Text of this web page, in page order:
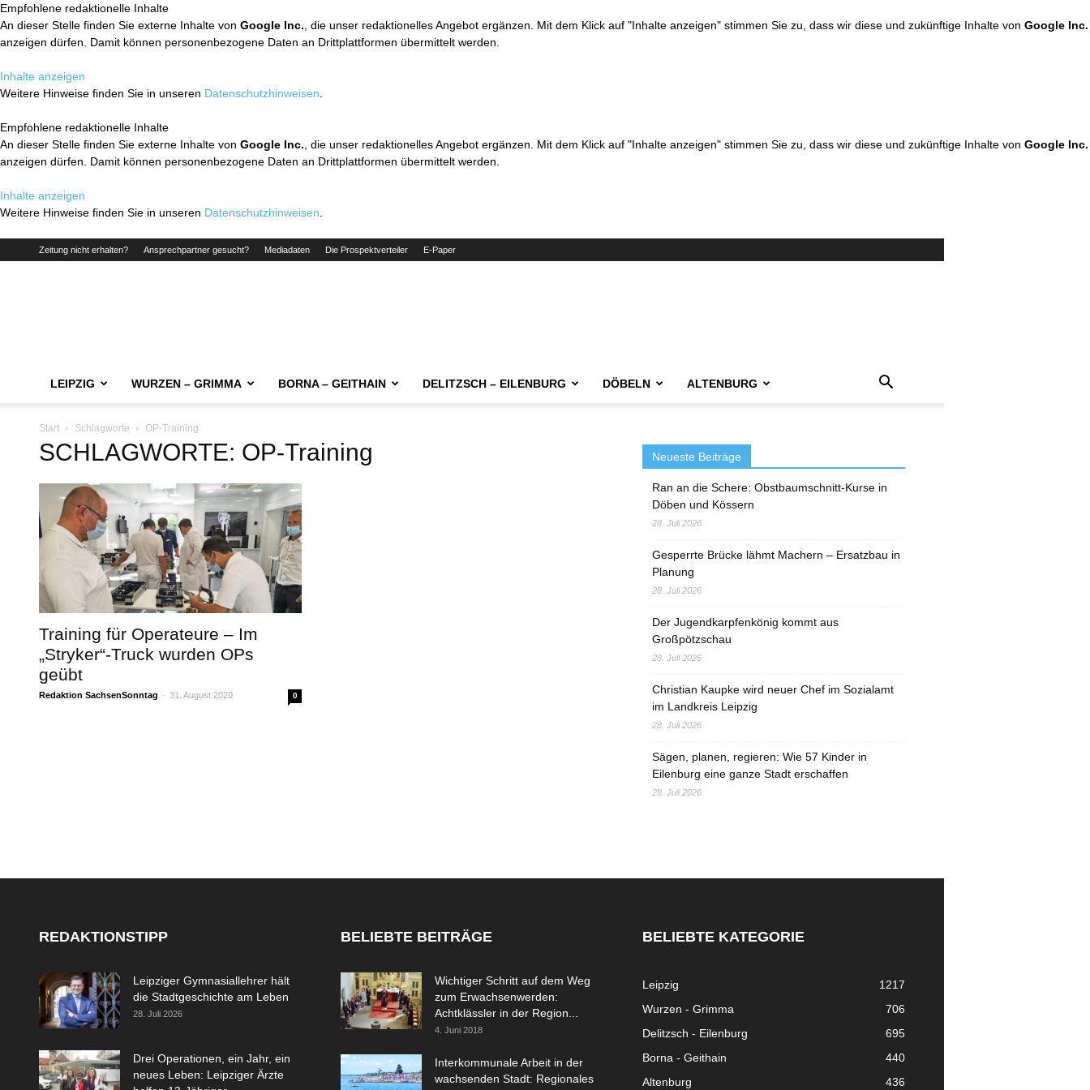
Empfohlene redaktionelle Inhalte
An dieser Stelle finden Sie externe Inhalte von Google Inc. , die unser redaktionelles Angebot ergänzen. Mit dem Klick auf "Inhalte anzeigen" stimmen Sie zu, dass wir diese und zukünftige Inhalte von Google Inc.
anzeigen dürfen. Damit können personenbezogene Daten an Drittplattformen übermittelt werden.
Inhalte anzeigen
Weitere Hinweise finden Sie in unseren Datenschutzhinweisen
Empfohlene redaktionelle Inhalte
An dieser Stelle finden Sie externe Inhalte von Google Inc. , die unser redaktionelles Angebot ergänzen. Mit dem Klick auf "Inhalte anzeigen" stimmen Sie zu, dass wir diese und zukünftige Inhalte von Google Inc.
anzeigen dürfen. Damit können personenbezogene Daten an Drittplattformen übermittelt werden.
Inhalte anzeigen
Weitere Hinweise finden Sie in unseren Datenschutzhinweisen
Zeitung nicht erhalten? Ansprechpartner gesucht? Mediadaten Die Prospektverteiler E-Paper
LEIPZIG WURZEN – GRIMMA BORNA – GEITHAIN DELITZSCH – EILENBURG DÖBELN ALTENBURG
Start Schlagworte OP-Training
SCHLAGWORTE: OP-Training
Training für Operateure – Im
„Stryker“-Truck wurden OPs
geübt
Redaktion SachsenSonntag - 31. August 2020 0
Neueste Beiträge
Ran an die Schere: Obstbaumschnitt-Kurse in
Döben und Kössern
28. Juli 2026
Gesperrte Brücke lähmt Machern – Ersatzbau in
Planung
28. Juli 2026
Der Jugendkarpfenkönig kommt aus
Großpötzschau
28. Juli 2026
Christian Kaupke wird neuer Chef im Sozialamt
im Landkreis Leipzig
28. Juli 2026
Sägen, planen, regieren: Wie 57 Kinder in
Eilenburg eine ganze Stadt erschaffen
28. Juli 2026
REDAKTIONSTIPP
Leipziger Gymnasiallehrer hält
die Stadtgeschichte am Leben
28. Juli 2026
Drei Operationen, ein Jahr, ein
neues Leben: Leipziger Ärzte
BELIEBTE BEITRÄGE
Wichtiger Schritt auf dem Weg
zum Erwachsenwerden:
Achtklässler in der Region...
4. Juni 2018
Interkommunale Arbeit in der
wachsenden Stadt: Regionales
BELIEBTE KATEGORIE
Leipzig
1217
Wurzen - Grimma
706
Delitzsch - Eilenburg
695
Borna - Geithain
440
Altenburg
436